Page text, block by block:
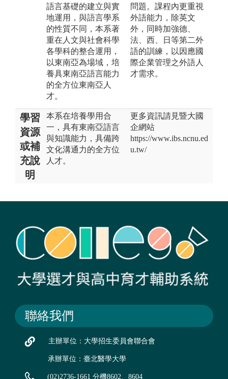
語言基礎的建立與實
地運用，與語言學系
的性質不同，本系著
重在人文與社會科學
各學科的整合運用，
以東南亞為場域，培
養具東南亞語言能力
的全方位東南亞人
才。
問題。課程內更重視
外語能力，除英文
外，同時加強德、
法、西、日等第二外
語的訓練，以因應國
際企業管理之外語人
才需求。
學習
資源
或補
充說
明
本系在培養學用合
一，具有東南亞語言
與知識能力，具備跨
文化溝通力的全方位
人才。
更多資訊請見暨大國
企網站
https://www.ibs.ncnu.ed
u.tw/
聯絡我們
主辦單位：大學招生委員會聯合會
承辦單位：臺北醫學大學
(02)2736-1661 分機8602、8604